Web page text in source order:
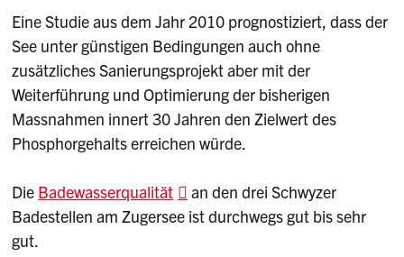
Eine Studie aus dem Jahr 2010 prognostiziert, dass der
See unter günstigen Bedingungen auch ohne
zusätzliches Sanierungsprojekt aber mit der
Weiterführung und Optimierung der bisherigen
Massnahmen innert 30 Jahren den Zielwert des
Phosphorgehalts erreichen würde.
Die Badewasserqualität
an den drei Schwyzer
Badestellen am Zugersee ist durchwegs gut bis sehr
gut.